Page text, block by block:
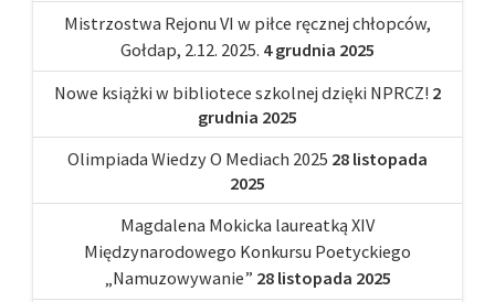
Mistrzostwa Rejonu VI w piłce ręcznej chłopców,
Gołdap, 2.12. 2025. 4 grudnia 2025
Nowe książki w bibliotece szkolnej dzięki NPRCZ! 2
grudnia 2025
Olimpiada Wiedzy O Mediach 2025 28 listopada
2025
Magdalena Mokicka laureatką XIV
Międzynarodowego Konkursu Poetyckiego
„Namuzowywanie” 28 listopada 2025